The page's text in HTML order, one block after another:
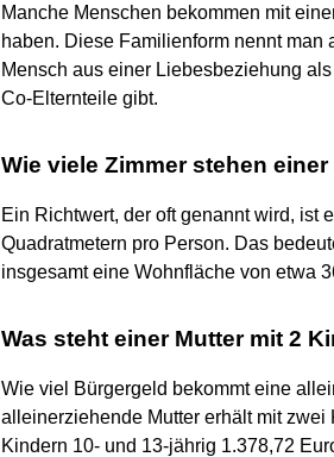
Manche Menschen bekommen mit
haben. Diese Familienform nennt man
Mensch aus einer Liebesbeziehung
Co-Elternteile gibt.
Wie viele Zimmer stehen
Ein Richtwert, der oft genannt wird, ist
Quadratmetern pro Person. Das
insgesamt eine Wohnfläche von etwa
Was steht einer Mutter mit 2
Wie viel Bürgergeld bekommt eine
alleinerziehende Mutter erhält mit
Kindern 10- und 13-jährig 1.378,72